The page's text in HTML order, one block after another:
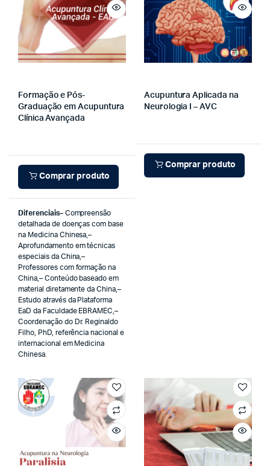
Formação e Pós-
Graduação em Acupuntura
Clínica Avançada
Comprar produto
Diferenciais– Compreensão
detalhada de doenças com base
na Medicina Chinesa,–
Aprofundamento em técnicas
especiais da China,–
Professores com formação na
China,– Conteúdo baseado em
material diretamente da China,–
Estudo através da Plataforma
EaD da Faculdade EBRAMEC,–
Coordenação do Dr. Reginaldo
Filho, PhD, referência nacional e
internacional em Medicina
Chinesa.
Acupuntura Aplicada na
Neurologia I – AVC
Comprar produto